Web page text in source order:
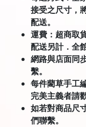
接受之尺寸，
配送。
運費：超商取
配送另計．全
網路與店面同
繫。
每件藺草手工
完美主義者請
如若對商品尺
們聯繫。